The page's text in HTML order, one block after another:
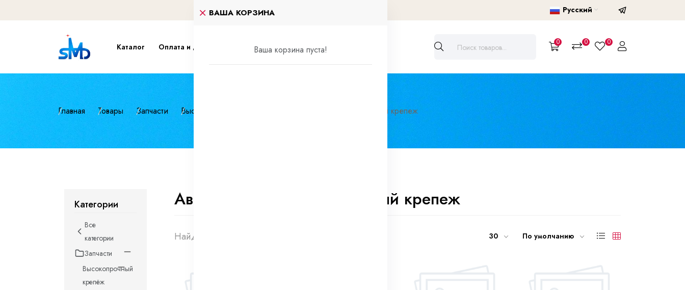
Русский
Каталог Оплата и доставка Работа по договорам 0 0 0
ВАША КОРЗИНА
Ваша корзина пуста!
Главная Товары Запчасти Высокопрочный крепёж Автомобильный специальный крепеж
Категории
Все
категории
Запчасти
Высокопрочный
крепёж
Автомобильный специальный крепеж
Найдено 364 товаров 30 По умолчанию